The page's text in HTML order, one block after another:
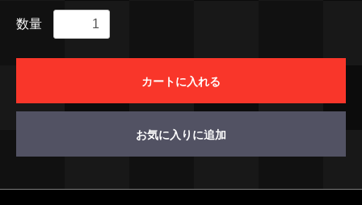
数量
カートに入れる
お気に入りに追加